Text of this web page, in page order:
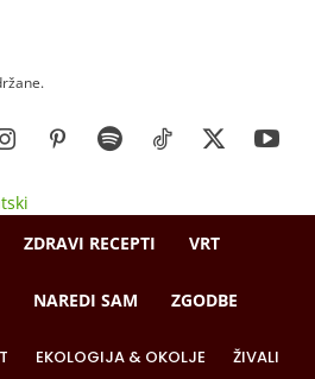
ZDRAVI RECEPTI VRT
NAREDI SAM ZGODBE
EKOLOGIJA & OKOLJE ŽIVALI